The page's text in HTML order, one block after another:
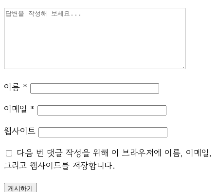
이름 *
이메일 *
웹사이트
다음 번 댓글 작성을 위해 이 브라우저에 이름, 이메일,
그리고 웹사이트를 저장합니다.